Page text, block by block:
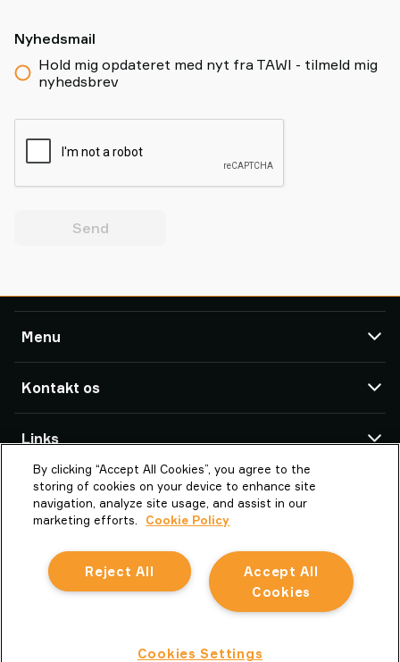
Nyhedsmail
Hold mig opdateret med nyt fra TAWI - tilmeld mig
nyhedsbrev
Send
Menu
Produkter
Kundecases
OM TAWI
Vaculex er TAWI
Bæredygtighed hos TAWI
Ordbog over vakuumløft
Kontakt os
TAWI Afdelinger & Partnere
TAWI Danmark A/S
Bakketoften 2
8541 Skødstrup
la.dk.mail@piab.com
+45 86 17 22 66
Links
OM Piab Group
TAWI – Part of Piab Group
Karriere
Vilkår og betingelser
Cookiepolitik
Dansk
By clicking “Accept All Cookies”, you agree to the
storing of cookies on your device to enhance site
navigation, analyze site usage, and assist in our
marketing efforts.
Cookie Policy
Accept All
Cookies
Reject All
Cookies Settings